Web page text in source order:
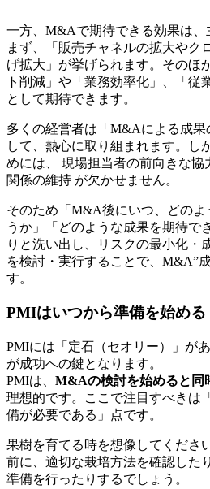
一方、M&Aで期待できる効果は、
まず、「販売チャネルの拡大やク
げ拡大」が挙げられます。そのほ
ト削減」や「業務効率化」、「従
として期待できます。
多くの経営者は「M&Aによる成果
して、熱心に取り組まれます。し
めには、 現場担当者の前向きな協
関係の維持 が欠かせません。
そのため「M&A後にいつ、どの
うか」「どのような成果を期待で
りと洗い出し、リスクの最小化・
を検討・実行することで、M&A”
す。
PMIはいつから準備を始める
PMIには「定石（セオリー）」が
が成功への鍵となります。
PMIは、 M&Aの検討を始めると同
理想的です。ここで注目すべきは
備が必要である」点です。
果樹を育てる時を想像してくださ
前に、適切な栽培方法を確認した
準備を行ったりするでしょう。